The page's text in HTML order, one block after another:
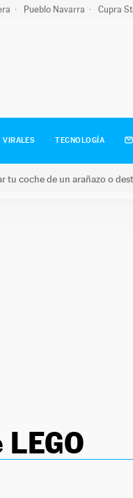
Pueblo Navarra Cupra
VIRALES TECNOLOGÍA
tu coche de un arañazo o